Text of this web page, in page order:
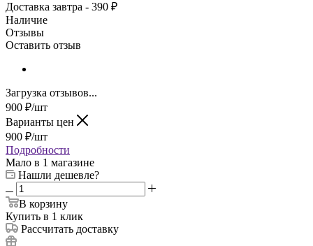
Доставка завтра - 390 ₽
Наличие
Отзывы
Оставить отзыв
Загрузка отзывов...
900 ₽/шт
Варианты цен
900 ₽/шт
Подробности
Мало в 1 магазине
Нашли дешевле?
В корзину
Купить в 1 клик
Рассчитать доставку